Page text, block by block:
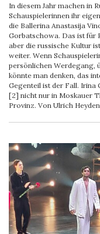
In diesem Jahr machen in
Schauspielerinnen ihr
die Ballerina Anastasija
Gorbatschowa. Das ist für
aber die russische Kultur
weiter. Wenn
persönlichen Werdegang,
könnte man denken, das
Gegenteil ist der Fall. Irina
[2] nicht nur in Moskauer
Provinz. Von Ulrich